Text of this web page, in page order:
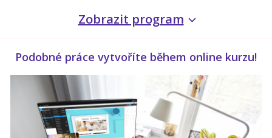
Zobrazit program
Podobné práce vytvoříte během online kurzu!